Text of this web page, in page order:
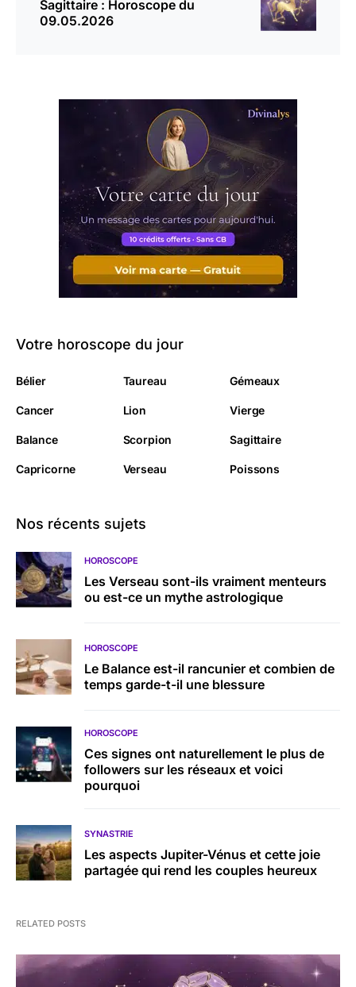
Sagittaire : Horoscope du
09.05.2026
Votre horoscope du jour
Bélier Taureau Gémeaux
Cancer Lion Vierge
Balance Scorpion Sagittaire
Capricorne Verseau Poissons
Nos récents sujets
HOROSCOPE
Les Verseau sont-ils vraiment menteurs
ou est-ce un mythe astrologique
HOROSCOPE
Le Balance est-il rancunier et combien de
temps garde-t-il une blessure
HOROSCOPE
Ces signes ont naturellement le plus de
followers sur les réseaux et voici
pourquoi
SYNASTRIE
Les aspects Jupiter-Vénus et cette joie
partagée qui rend les couples heureux
RELATED POSTS